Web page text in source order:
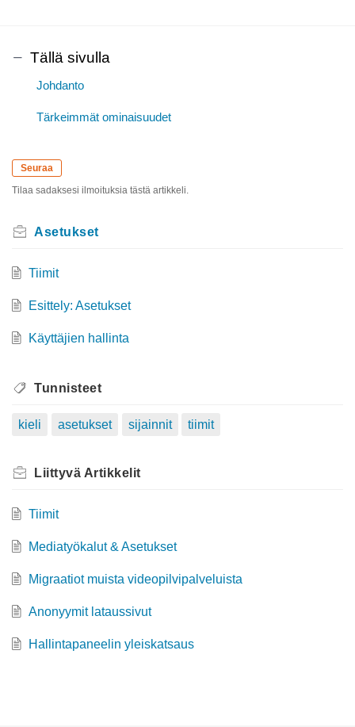
Tällä sivulla
Johdanto
Tärkeimmät ominaisuudet
Seuraa
Tilaa sadaksesi ilmoituksia tästä artikkeli.
Asetukset
Tiimit
Esittely: Asetukset
Käyttäjien hallinta
Tunnisteet
kieli asetukset sijainnit tiimit
Liittyvä Artikkelit
Tiimit
Mediatyökalut & Asetukset
Migraatiot muista videopilvipalveluista
Anonyymit lataussivut
Hallintapaneelin yleiskatsaus